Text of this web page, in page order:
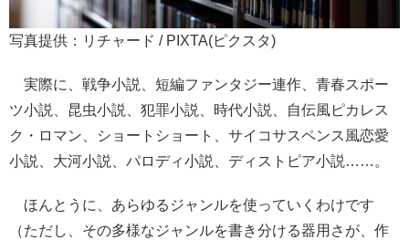
写真提供：リチャード / PIXTA(ピクスタ)
実際に、戦争小説、短編ファンタジー連作、青春スポー
ツ小説、昆虫小説、犯罪小説、時代小説、自伝風ピカレス
ク・ロマン、ショートショート、サイコサスペンス風恋愛
小説、大河小説、パロディ小説、ディストピア小説……。
ほんとうに、あらゆるジャンルを使っていくわけです
（ただし、その多様なジャンルを書き分ける器用さが、作